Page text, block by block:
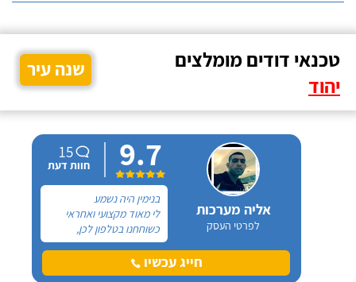
טכנאי דודים מומלצים
יהוד
שנה עיר
אליה מערכות
לפרטי העסק
9.7
15
חוות דעת
בנימין היה נשמע
לי מאוד מקצועי ואחראי
כשוחחנו בטלפון לכן,
הזמנתי אותו להחלפת דוד
שמש וקולטים בבניין בו אני
גרה והוא אכן נתן שירות
חייג עכשיו